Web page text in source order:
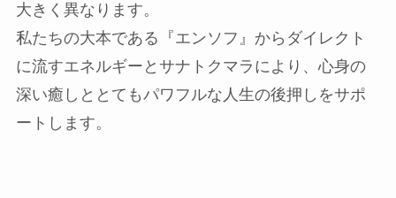
大きく異なります。
私たちの大本である『エンソフ』からダイレクト
に流すエネルギーとサナトクマラにより、心身の
深い癒しととてもパワフルな人生の後押しをサポ
ートします。